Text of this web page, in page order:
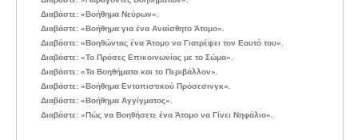
Διαβάστε: «Βοήθημα Νεύρων».
Διαβάστε: «Βοήθημα για ένα Αναίσθητο Άτομο».
Διαβάστε: «Βοηθώντας ένα Άτομο να Γιατρέψει τον Εαυτό του».
Διαβάστε: «Το Πρόσες Επικοινωνίας με το Σώμα».
Διαβάστε: «Τα Βοηθήματα και το Περιβάλλον».
Διαβάστε: «Βοήθημα Εντοπιστικού Πρόσεσινγκ».
Διαβάστε: «Βοήθημα Αγγίγματος».
Διαβάστε: «Πώς να Βοηθήσετε ένα Άτομο να Γίνει Νηφάλιο».